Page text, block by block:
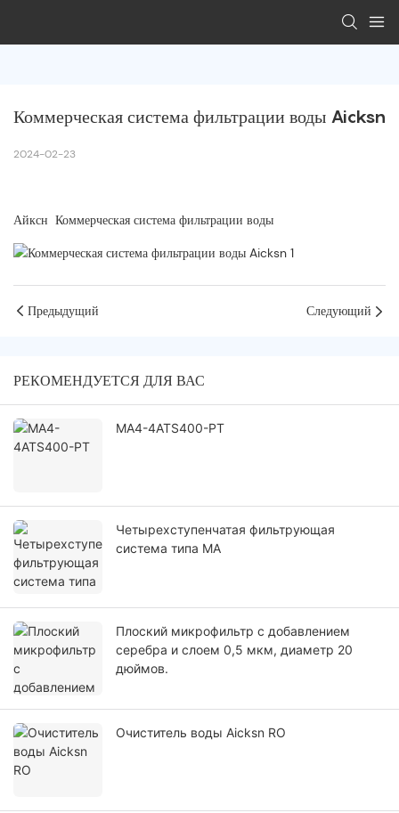
Коммерческая система фильтрации воды Aicksn
2024-02-23
Айксн Коммерческая система фильтрации воды
Предыдущий Следующий
РЕКОМЕНДУЕТСЯ ДЛЯ ВАС
MA4-4ATS400-PT
Четырехступенчатая фильтрующая
система типа MA
Плоский микрофильтр с добавлением
серебра и слоем 0,5 мкм, диаметр 20
дюймов.
Очиститель воды Aicksn RO